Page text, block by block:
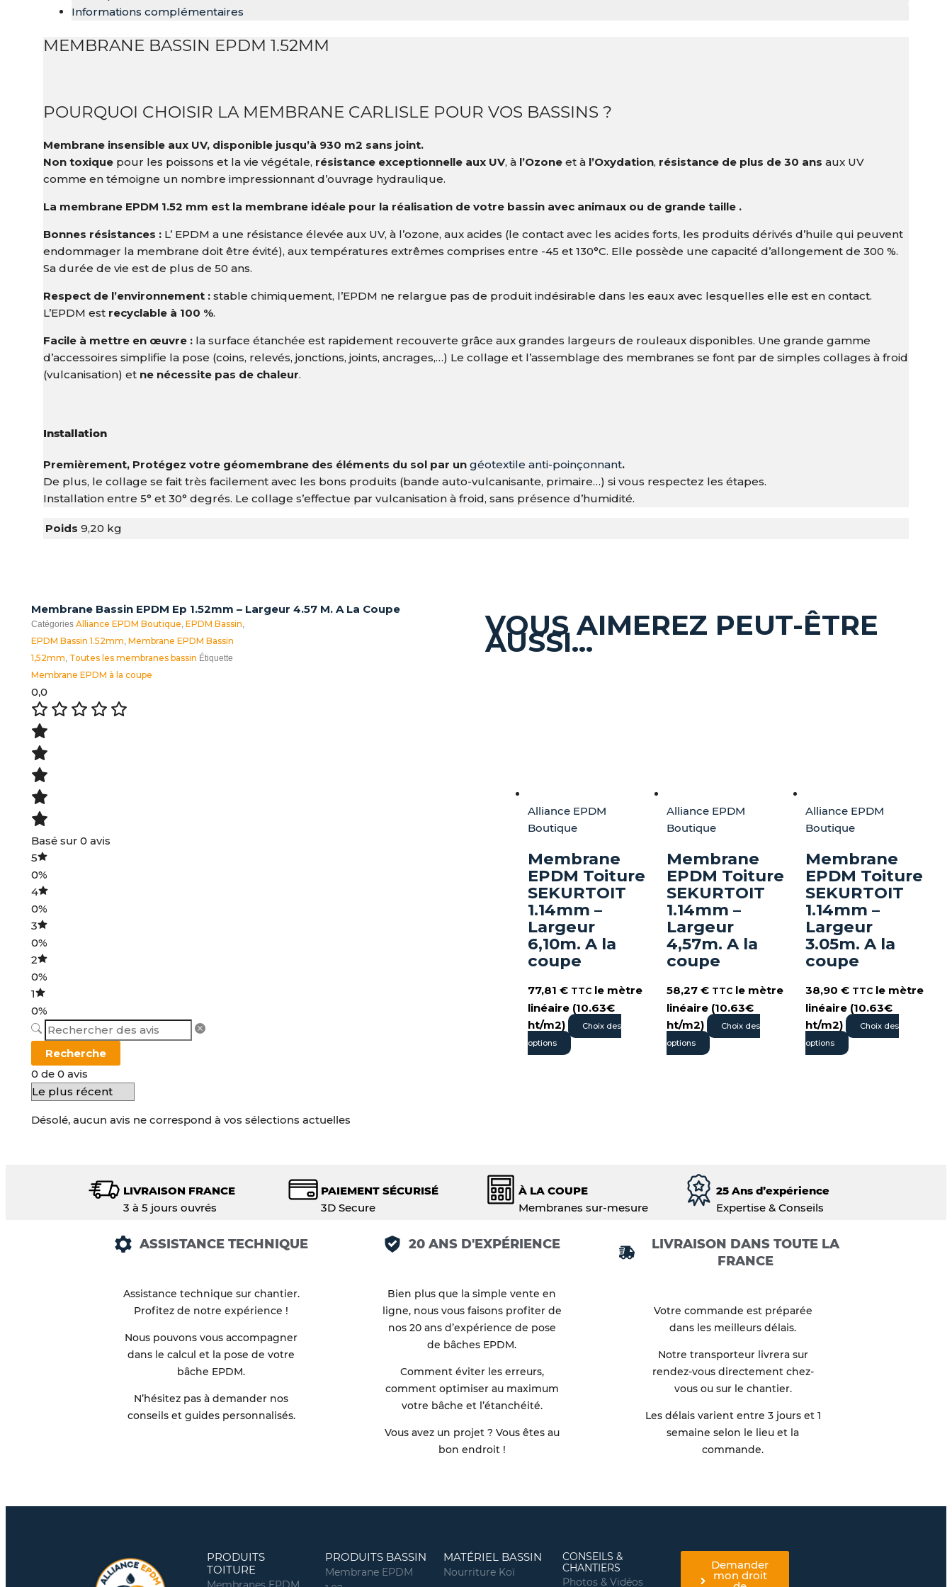
Informations complémentaires
MEMBRANE BASSIN EPDM 1.52MM
POURQUOI CHOISIR LA MEMBRANE CARLISLE POUR VOS BASSINS ?
Membrane insensible aux UV, disponible jusqu’à 930 m2 sans joint.
Non toxique pour les poissons et la vie végétale, résistance exceptionnelle aux UV, à l’Ozone et à l’Oxydation, résistance de plus de 30 ans aux UV
comme en témoigne un nombre impressionnant d’ouvrage hydraulique.
La membrane EPDM 1.52 mm est la membrane idéale pour la réalisation de votre bassin avec animaux ou de grande taille .
Bonnes résistances : L’ EPDM a une résistance élevée aux UV, à l’ozone, aux acides (le contact avec les acides forts, les produits dérivés d’huile qui peuvent
endommager la membrane doit être évité), aux températures extrêmes comprises entre -45 et 130°C. Elle possède une capacité d’allongement de 300 %.
Sa durée de vie est de plus de 50 ans.
Respect de l’environnement : stable chimiquement, l’EPDM ne relargue pas de produit indésirable dans les eaux avec lesquelles elle est en contact.
L’EPDM est recyclable à 100 %.
Facile à mettre en œuvre : la surface étanchée est rapidement recouverte grâce aux grandes largeurs de rouleaux disponibles. Une grande gamme
d’accessoires simplifie la pose (coins, relevés, jonctions, joints, ancrages,…) Le collage et l’assemblage des membranes se font par de simples collages à froid
(vulcanisation) et ne nécessite pas de chaleur.
Installation
Premièrement, Protégez votre géomembrane des éléments du sol par ungéotextile anti-poinçonnant.
De plus, le collage se fait très facilement avec les bons produits (bande auto-vulcanisante, primaire…) si vous respectez les étapes.
Installation entre 5° et 30° degrés. Le collage s’effectue par vulcanisation à froid, sans présence d’humidité.
Poids 9,20 kg
Membrane Bassin EPDM Ep 1.52mm – Largeur 4.57 M. A La Coupe
Catégories Alliance EPDM Boutique ,EPDM Bassin
EPDM Bassin 1.52mm ,Membrane EPDM Bassin
1,52mm Toutes les membranes bassin Étiquette
Membrane EPDM à la coupe
0,0
Basé sur 0 avis
5
0%
4
0%
3
0%
2
0%
1
0%
Recherche
0 de 0 avis
Désolé, aucun avis ne correspond à vos sélections actuelles
VOUS AIMEREZ PEUT-ÊTRE
AUSSI…
Alliance EPDM
Boutique
Membrane
EPDM Toiture
SEKURTOIT
1.14mm –
Largeur
6,10m. A la
coupe
77,81€ TTC le mètre
linéaire (10.63€
ht/m2)
Choix des
options
Alliance EPDM
Boutique
Membrane
EPDM Toiture
SEKURTOIT
1.14mm –
Largeur
4,57m. A la
coupe
58,27€ TTC le mètre
linéaire (10.63€
ht/m2)
Choix des
options
Alliance EPDM
Boutique
Membrane
EPDM Toiture
SEKURTOIT
1.14mm –
Largeur
3.05m. A la
coupe
38,90 € TTCle mètre
linéaire (10.63€
ht/m2)
Choix des
options
LIVRAISON FRANCE
3 à 5 jours ouvrés
PAIEMENT SÉCURISÉ
3D Secure
À LA COUPE
Membranes sur-mesure
25 Ans d’expérience
Expertise & Conseils
ASSISTANCE TECHNIQUE
Assistance technique sur chantier.
Profitez de notre expérience !
Nous pouvons vous accompagner
dans le calcul et la pose de votre
bâche EPDM.
N’hésitez pas à demander nos
conseils et guides personnalisés.
20 ANS D'EXPÉRIENCE
Bien plus que la simple vente en
ligne, nous vous faisons profiter de
nos 20 ans d’expérience de pose
de bâches EPDM.
Comment éviter les erreurs,
comment optimiser au maximum
votre bâche et l’étanchéité.
Vous avez un projet ? Vous êtes au
bon endroit !
LIVRAISON DANS TOUTE LA
FRANCE
Votre commande est préparée
dans les meilleurs délais.
Notre transporteur livrera sur
rendez-vous directement chez-
vous ou sur le chantier.
Les délais varient entre 3 jours et 1
semaine selon le lieu et la
commande.
PRODUITS
TOITURE
PRODUITS BASSIN
Membrane EPDM
MATÉRIEL BASSIN
Nourriture Koï
CONSEILS &
CHANTIERS
Photos & Vidéos
Demander
mon droit